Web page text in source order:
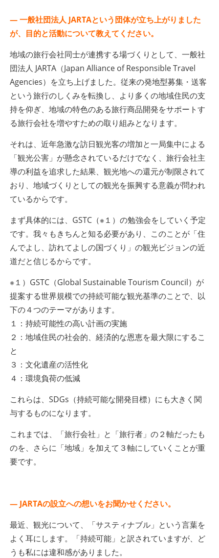
— 一般社団法人 JARTAという団体が立ち上がりました
が、目的と活動について教えてください。
地域の旅行会社同士が連携する場づくりとして、一般社
団法人 JARTA（Japan Alliance of Responsible Travel
Agencies）を立ち上げました。従来の発地型募集・送客
という旅行のしくみを転換し、より多くの地域住民の支
持を仰ぎ、地域の特色のある旅行商品開発をサポートす
る旅行会社を増やすための取り組みとなります。
それは、近年急激な訪日観光客の増加と一局集中による
「観光公害」が懸念されているだけでなく、旅行会社主
導の利益を追求した結果、観光地への還元が制限されて
おり、地域づくりとしての観光を振興する意義が問われ
ているからです。
まず具体的には、GSTC（※１）の勉強会をしていく予定
です。我々もきちんと知る必要があり、このことが「住
んでよし、訪れてよしの国づくり」の観光ビジョンの近
道だと信じるからです。
※１）GSTC（Global Sustainable Tourism Council）が
提案する世界規模での持続可能な観光基準のことで、以
下の４つのテーマがあります。
１：持続可能性の高い計画の実施
２：地域住民の社会的、経済的な恩恵を最大限にするこ
と
３：文化遺産の活性化
４：環境負荷の低減
これらは、SDGs（持続可能な開発目標）にも大きく関
与するものになります。
これまでは、「旅行会社」と「旅行者」の２軸だったも
のを、さらに「地域」を加えて３軸にしていくことが重
要です。
— JARTAの設立への想いをお聞かせください。
最近、観光について、「サスティナブル」という言葉を
よく耳にします。「持続可能」と訳されていますが、ど
うも私には違和感がありました。